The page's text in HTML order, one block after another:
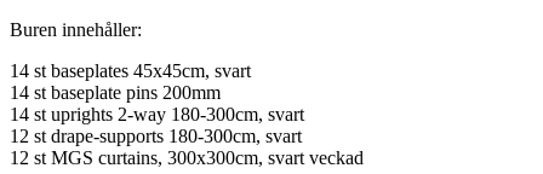
Buren innehåller:
14 st baseplates 45x45cm, svart
14 st baseplate pins 200mm
14 st uprights 2-way 180-300cm, svart
12 st drape-supports 180-300cm, svart
12 st MGS curtains, 300x300cm, svart veckad